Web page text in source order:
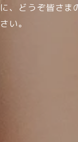
、どうぞ皆さま
い。